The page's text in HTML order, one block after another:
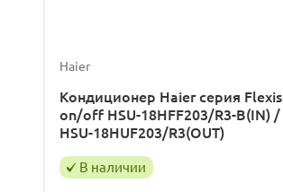
Haier
Кондиционер Haier серия Flexis
on/off HSU-18HFF203/R3-B(IN) /
HSU-18HUF203/R3(OUT)
В наличии